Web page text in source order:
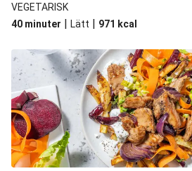
VEGETARISK
40 minuter | Lätt | 971 kcal